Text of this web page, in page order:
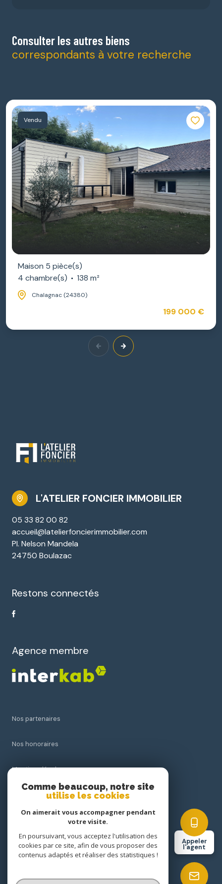
Appeler
l'agent
Consulter les autres biens
correspondants à votre recherche
Vendu
Maison 5 pièce(s)
4 chambre(s)
138 m²
Chalagnac (24380)
199 000 €
L'ATELIER FONCIER IMMOBILIER
05 33 82 00 82
accueil@latelierfoncierimmobilier.com
Pl. Nelson Mandela
24750 Boulazac
Restons connectés
Agence membre
Nos partenaires
Nos honoraires
Mentions légales
Cookies
© 2026 | Tous droits réservés
Comme beaucoup, notre site
utilise les cookies
On aimerait vous accompagner pendant
votre visite.
En poursuivant, vous acceptez l'utilisation des
cookies par ce site, afin de vous proposer des
contenus adaptés et réaliser des statistiques !